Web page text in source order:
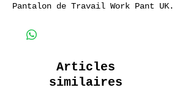
Pantalon de Travail Work Pant UK.
100% Coton Sergé.
Articles
similaires